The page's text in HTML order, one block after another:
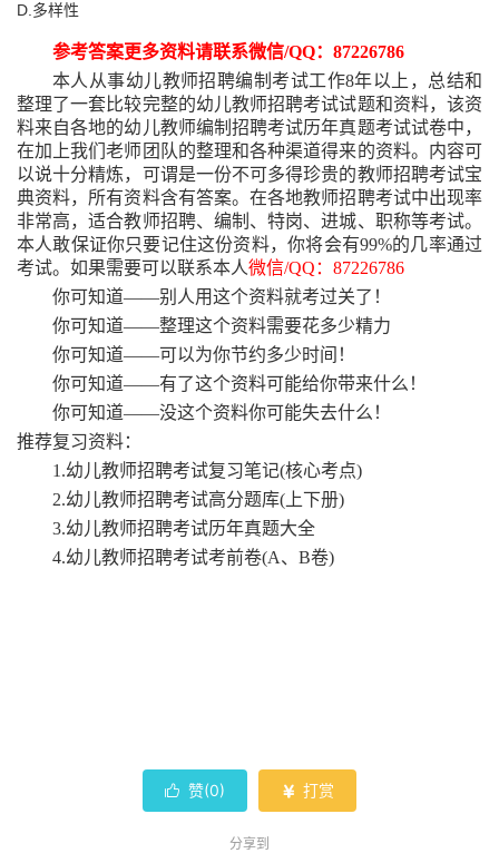
D.多样性
参考答案更多资料请联系微信/QQ：87226786
本人从事幼儿教师招聘编制考试工作8年以上，总结和
整理了一套比较完整的幼儿教师招聘考试试题和资料，该资
料来自各地的幼儿教师编制招聘考试历年真题考试试卷中，
在加上我们老师团队的整理和各种渠道得来的资料。内容可
以说十分精炼，可谓是一份不可多得珍贵的教师招聘考试宝
典资料，所有资料含有答案。在各地教师招聘考试中出现率
非常高，适合教师招聘、编制、特岗、进城、职称等考试。
本人敢保证你只要记住这份资料，你将会有99%的几率通过
考试。如果需要可以联系本人微信/QQ：87226786
你可知道——别人用这个资料就考过关了！
你可知道——整理这个资料需要花多少精力
你可知道——可以为你节约多少时间！
你可知道——有了这个资料可能给你带来什么！
你可知道——没这个资料你可能失去什么！
推荐复习资料：
1.幼儿教师招聘考试复习笔记(核心考点)
2.幼儿教师招聘考试高分题库(上下册)
3.幼儿教师招聘考试历年真题大全
4.幼儿教师招聘考试考前卷(A、B卷)
 赞(0)  打赏
分享到